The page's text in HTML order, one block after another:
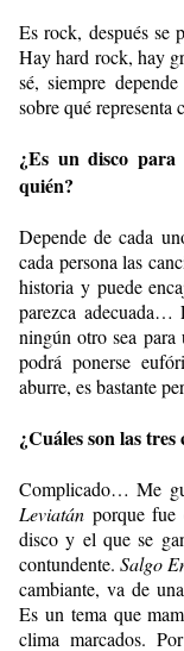
Es rock, después se
Hay hard rock, hay
sé, siempre
sobre qué representa
¿Es un disco para
quién?
Depende de cada
cada persona las
historia y puede
parezca adecuada…
ningún otro sea
podrá ponerse
aburre, es bastante
¿Cuáles son las
Complicado… Me
Leviatán porque fue
disco y el que se
contundente.Salgo
cambiante, va de
Es un tema que
clima marcados.